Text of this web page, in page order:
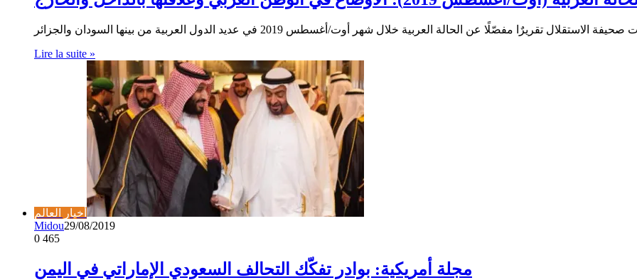
Lire la suite »
أخبار العالم
Midou29/08/2019
0 465
مجلة أمريكية: بوادر تفكّك التحالف السعودي الإماراتي في اليمن